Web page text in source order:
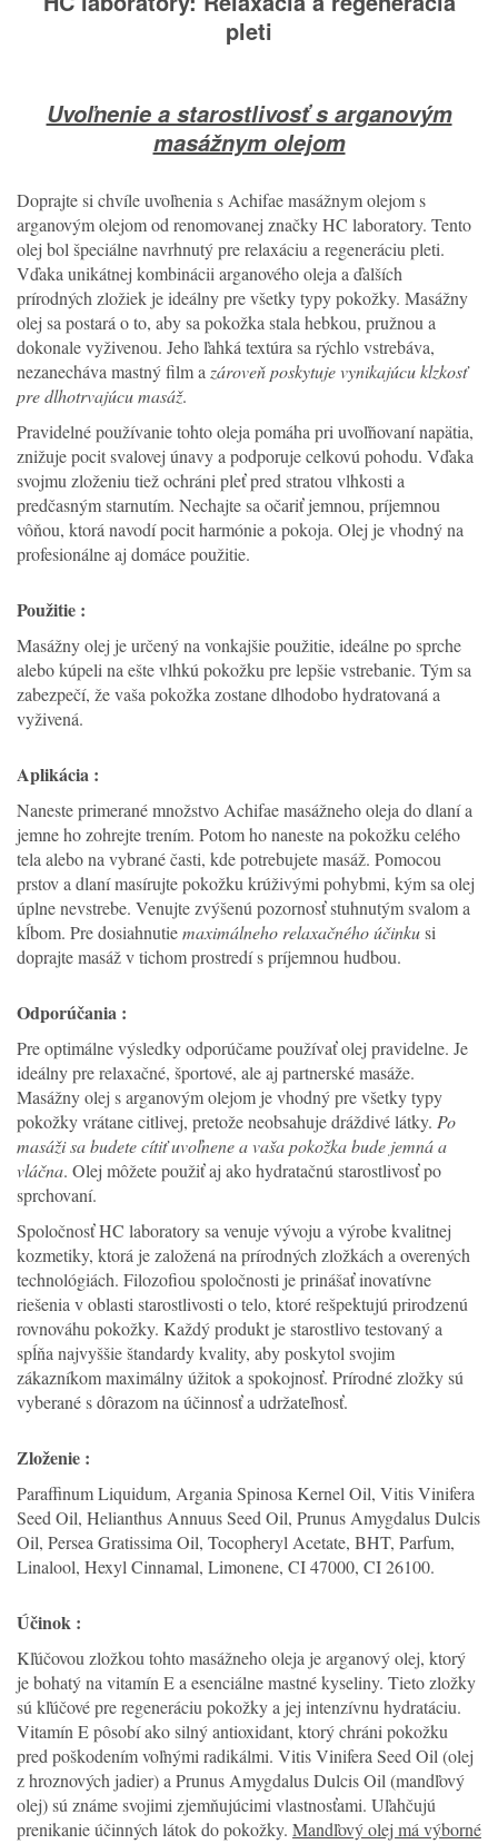
pleti
Uvoľnenie a starostlivosť s arganovým
masážnym olejom
Doprajte si chvíle uvoľnenia s Achifae masážnym olejom s
arganovým olejom od renomovanej značky HC laboratory. Tento
olej bol špeciálne navrhnutý pre relaxáciu a regeneráciu pleti.
Vďaka unikátnej kombinácii arganového oleja a ďalších
prírodných zložiek je ideálny pre všetky typy pokožky. Masážny
olej sa postará o to, aby sa pokožka stala hebkou, pružnou a
dokonale vyživenou. Jeho ľahká textúra sa rýchlo vstrebáva,
nezanecháva mastný film a zároveň poskytuje vynikajúcu klzkosť
pre dlhotrvajúcu masáž.
Pravidelné používanie tohto oleja pomáha pri uvoľňovaní napätia,
znižuje pocit svalovej únavy a podporuje celkovú pohodu. Vďaka
svojmu zloženiu tiež ochráni pleť pred stratou vlhkosti a
predčasným starnutím. Nechajte sa očariť jemnou, príjemnou
vôňou, ktorá navodí pocit harmónie a pokoja. Olej je vhodný na
profesionálne aj domáce použitie.
Použitie :
Masážny olej je určený na vonkajšie použitie, ideálne po sprche
alebo kúpeli na ešte vlhkú pokožku pre lepšie vstrebanie. Tým sa
zabezpečí, že vaša pokožka zostane dlhodobo hydratovaná a
vyživená.
Aplikácia :
Naneste primerané množstvo Achifae masážneho oleja do dlaní a
jemne ho zohrejte trením. Potom ho naneste na pokožku celého
tela alebo na vybrané časti, kde potrebujete masáž. Pomocou
prstov a dlaní masírujte pokožku krúživými pohybmi, kým sa olej
úplne nevstrebe. Venujte zvýšenú pozornosť stuhnutým svalom a
kĺbom. Pre dosiahnutiemaximálneho relaxačného účinkusi
doprajte masáž v tichom prostredí s príjemnou hudbou.
Odporúčania :
Pre optimálne výsledky odporúčame používať olej pravidelne. Je
ideálny pre relaxačné, športové, ale aj partnerské masáže.
Masážny olej s arganovým olejom je vhodný pre všetky typy
pokožky vrátane citlivej, pretože neobsahuje dráždivé látky. Po
masáži sa budete cítiť uvoľnene a vaša pokožka bude jemná a
vláčna. Olej môžete použiť aj ako hydratačnú starostlivosť po
sprchovaní.
Spoločnosť HC laboratory sa venuje vývoju a výrobe kvalitnej
kozmetiky, ktorá je založená na prírodných zložkách a overených
technológiách. Filozofiou spoločnosti je prinášať inovatívne
riešenia v oblasti starostlivosti o telo, ktoré rešpektujú prirodzenú
rovnováhu pokožky. Každý produkt je starostlivo testovaný a
spĺňa najvyššie štandardy kvality, aby poskytol svojim
zákazníkom maximálny úžitok a spokojnosť. Prírodné zložky sú
vyberané s dôrazom na účinnosť a udržateľnosť.
Zloženie :
Paraffinum Liquidum, Argania Spinosa Kernel Oil, Vitis Vinifera
Seed Oil, Helianthus Annuus Seed Oil, Prunus Amygdalus Dulcis
Oil, Persea Gratissima Oil, Tocopheryl Acetate, BHT, Parfum,
Linalool, Hexyl Cinnamal, Limonene, CI 47000, CI 26100.
Účinok :
Kľúčovou zložkou tohto masážneho oleja je arganový olej, ktorý
je bohatý na vitamín E a esenciálne mastné kyseliny. Tieto zložky
sú kľúčové pre regeneráciu pokožky a jej intenzívnu hydratáciu.
Vitamín E pôsobí ako silný antioxidant, ktorý chráni pokožku
pred poškodením voľnými radikálmi. Vitis Vinifera Seed Oil (olej
z hroznových jadier) a Prunus Amygdalus Dulcis Oil (mandľový
olej) sú známe svojimi zjemňujúcimi vlastnosťami. Uľahčujú
prenikanie účinných látok do pokožky. Mandľový olej má výborné